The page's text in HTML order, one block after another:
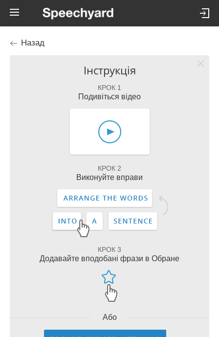
Назад
Інструкція
КРОК 1
Подивіться відео
КРОК 2
Виконуйте вправи
КРОК 3
Додавайте вподобані фрази в Обране
Або